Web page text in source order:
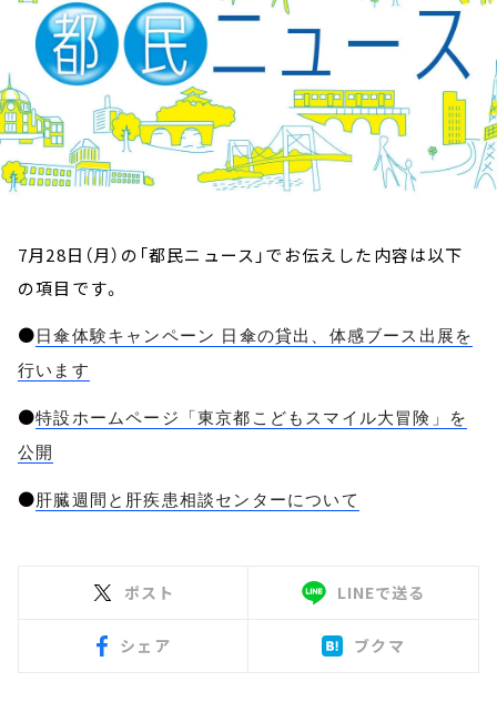
7月28日（月）の「都民ニュース」でお伝えした内容は以下
の項目です。
●日傘体験キャンペーン 日傘の貸出、体感ブース出展を
行います
●特設ホームページ「東京都こどもスマイル大冒険」を
公開
●肝臓週間と肝疾患相談センターについて
ポスト LINEで送る
シェア ブクマ